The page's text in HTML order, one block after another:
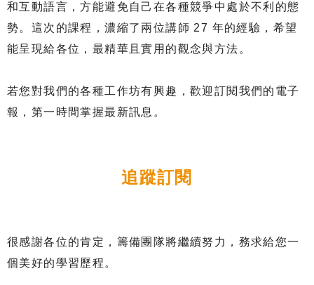
和互動語言，方能避免自己在各種競爭中處於不利的態
勢。這次的課程，濃縮了兩位講師 27 年的經驗，希望
能呈現給各位，最精華且實用的觀念與方法。
若您對我們的各種工作坊有興趣，歡迎訂閱我們的電子
報，第一時間掌握最新訊息。
追蹤訂閱
很感謝各位的肯定，籌備團隊將繼續努力，務求給您一
個美好的學習歷程。